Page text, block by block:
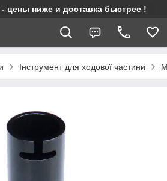
ниже и доставка быстрее !
Інструмент для ходової частини